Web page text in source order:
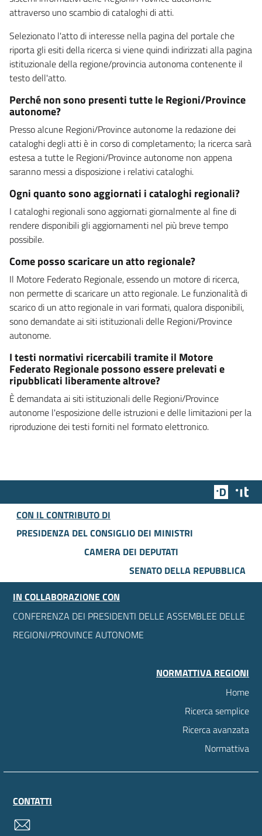
attraverso uno scambio di cataloghi di atti.
Selezionato l'atto di interesse nella pagina del portale che
riporta gli esiti della ricerca si viene quindi indirizzati alla pagina
istituzionale della regione/provincia autonoma contenente il
testo dell'atto.
Perché non sono presenti tutte le Regioni/Province
autonome?
Presso alcune Regioni/Province autonome la redazione dei
cataloghi degli atti è in corso di completamento; la ricerca sarà
estesa a tutte le Regioni/Province autonome non appena
saranno messi a disposizione i relativi cataloghi.
Ogni quanto sono aggiornati i cataloghi regionali?
I cataloghi regionali sono aggiornati giornalmente al fine di
rendere disponibili gli aggiornamenti nel più breve tempo
possibile.
Come posso scaricare un atto regionale?
Il Motore Federato Regionale, essendo un motore di ricerca,
non permette di scaricare un atto regionale. Le funzionalità di
scarico di un atto regionale in vari formati, qualora disponibili,
sono demandate ai siti istituzionali delle Regioni/Province
autonome.
I testi normativi ricercabili tramite il Motore
Federato Regionale possono essere prelevati e
ripubblicati liberamente altrove?
È demandata ai siti istituzionali delle Regioni/Province
autonome l'esposizione delle istruzioni e delle limitazioni per la
riproduzione dei testi forniti nel formato elettronico.
Team
CON IL CONTRIBUTO DI
PRESIDENZA DEL CONSIGLIO DEI MINISTRI
CAMERA DEI DEPUTATI
SENATO DELLA REPUBBLICA
IN COLLABORAZIONE CON
CONFERENZA DEI PRESIDENTI DELLE ASSEMBLEE DELLE
REGIONI/PROVINCE AUTONOME
NORMATTIVA REGIONI
Home
Ricerca semplice
Ricerca avanzata
Normattiva
CONTATTI